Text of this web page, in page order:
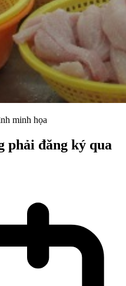
minh họa
phải đăng ký qua